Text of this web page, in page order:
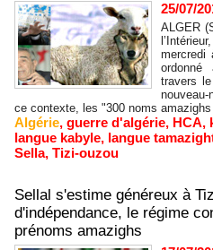
25/07/
ALGER
mercredi
travers
ce contexte, les "300 noms
Algérie, guerre d'algérie, HCA,
langue kabyle, langue
Sella, Tizi-ouzou
Sellal s'estime généreux à
d'indépendance, le régime
prénoms amazighs